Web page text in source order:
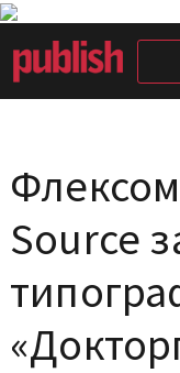
Source